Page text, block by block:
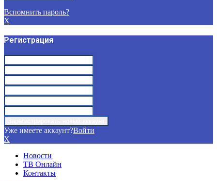
Вспомнить пароль?
X
Регистрация
Уже имеете аккаунт?Войти
X
Новости
ТВ Онлайн
Контакты